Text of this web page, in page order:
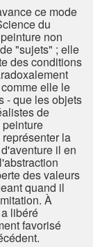
ce mode
du
non
"sujets" ; elle
des conditions
elle le
- que les objets
de
la
il en
des valeurs
quand il
À
libéré
favorisé